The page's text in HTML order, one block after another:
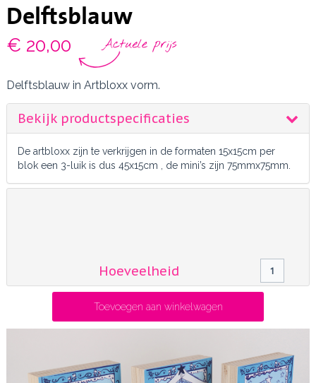
Delftsblauw
€ 20,00
Delftsblauw in Artbloxx vorm.
Bekijk productspecificaties
De artbloxx zijn te verkrijgen in de formaten 15x15cm per
blok een 3-luik is dus 45x15cm , de mini’s zijn 75mmx75mm.
Hoeveelheid